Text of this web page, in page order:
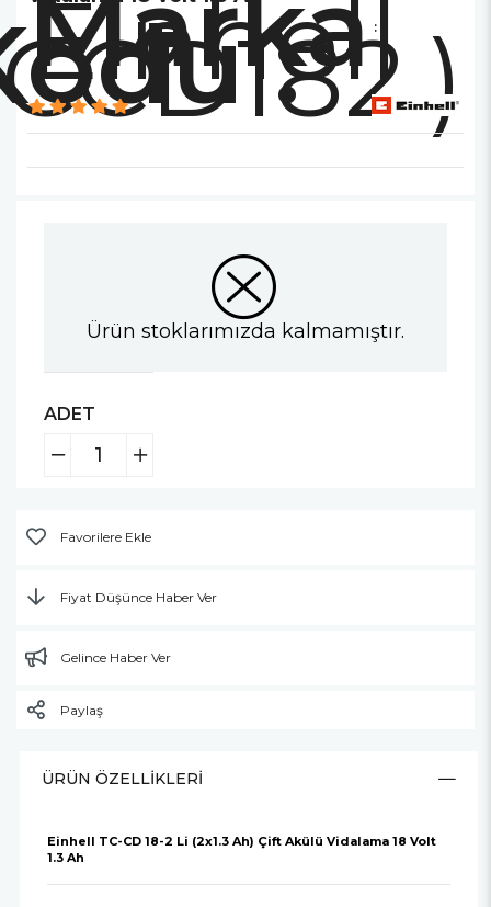
Marka :
Einhell
Ürün stoklarımızda kalmamıştır.
ADET
Favorilere Ekle
Fiyat Düşünce Haber Ver
Gelince Haber Ver
Paylaş
ÜRÜN ÖZELLIKLERI
Einhell TC-CD 18-2 Li (2x1.3 Ah) Çift Akülü Vidalama 18 Volt
1.3 Ah